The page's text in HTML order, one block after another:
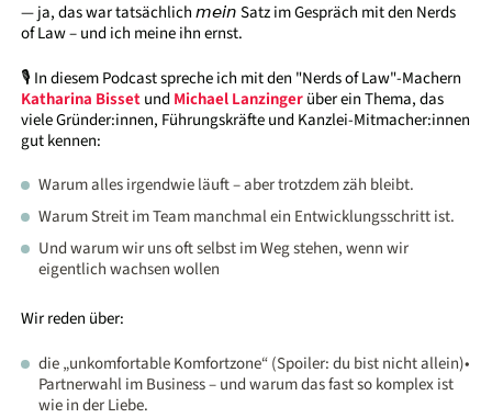
— ja, das war tatsächlich𝘮𝘦𝘪𝘯Satz im Gespräch mit den Nerds
of Law – und ich meine ihn ernst.
🎙️ In diesem Podcast spreche ich mit den "Nerds of Law"-Machern
Katharina BissetundMichael Lanzingerüber ein Thema, das
viele Gründer:innen, Führungskräfte und Kanzlei-Mitmacher:innen
gut kennen:
Warum alles irgendwie läuft – aber trotzdem zäh bleibt.
Warum Streit im Team manchmal ein Entwicklungsschritt ist.
Und warum wir uns oft selbst im Weg stehen, wenn wir
eigentlich wachsen wollen
Wir reden über:
die „unkomfortable Komfortzone“ (Spoiler: du bist nicht allein)•
Partnerwahl im Business – und warum das fast so komplex ist
wie in der Liebe.